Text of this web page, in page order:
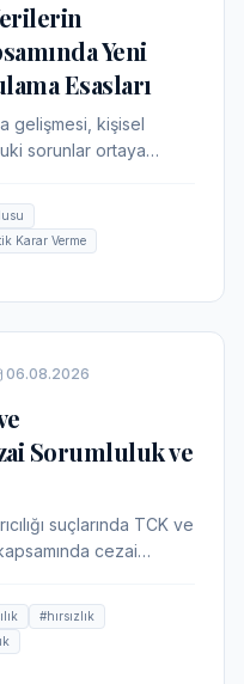
Yeni
Esasları
gelişmesi, kişisel
sorunlar ortaya
düzenlemeleri ele
Karar Verme
06.08.2026
Sorumluluk ve
suçlarında TCK ve
cezai
hakları ve
bir rehber.
#hırsızlık